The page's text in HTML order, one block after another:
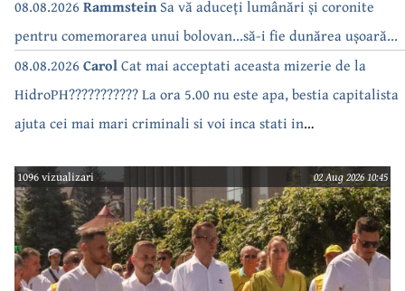
bea apa de la robinet.Asta as intreba o si pe Izabel Mitrea
08.08.2026 RammsteinSa vă aduceți lumânări și coronite
pentru comemorarea unui bolovan...să-i fie dunărea ușoară...
08.08.2026 CarolCat mai acceptati aceasta mizerie de la
HidroPH??????????? La ora 5.00 nu este apa, bestia capitalista
ajuta cei mai mari criminali si voi inca stati in
1096 vizualizari 02 Aug 2026 10:45